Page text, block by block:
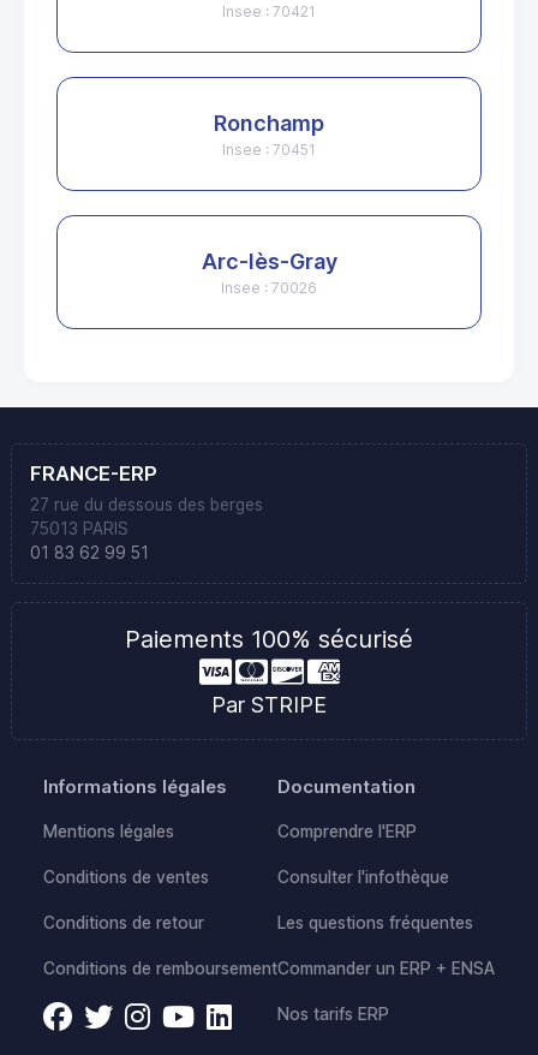
Insee : 70421
Ronchamp
Insee : 70451
Arc-lès-Gray
Insee : 70026
FRANCE-ERP
27 rue du dessous des berges
75013 PARIS
01 83 62 99 51
Paiements 100% sécurisé
Par STRIPE
Informations légales
Mentions légales
Conditions de ventes
Conditions de retour
Conditions de remboursement
Documentation
Comprendre l'ERP
Consulter l'infothèque
Les questions fréquentes
Commander un ERP + ENSA
Nos tarifs ERP